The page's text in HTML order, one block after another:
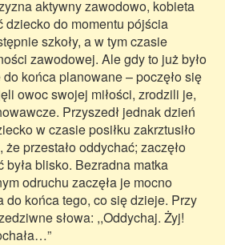
aktywny zawodowo, kobieta
dziecko do momentu pójścia
szkoły, a w tym czasie
zawodowej. Ale gdy to już było
końca planowane – poczęło się
owoc swojej miłości, zrodzili je,
Przyszedł jednak dzień
w czasie posiłku zakrztusiło
przestało oddychać; zaczęło
była blisko. Bezradna matka
odruchu zaczęła je mocno
do końca tego, co się dzieje. Przy
słowa: ,,Oddychaj. Żyj!